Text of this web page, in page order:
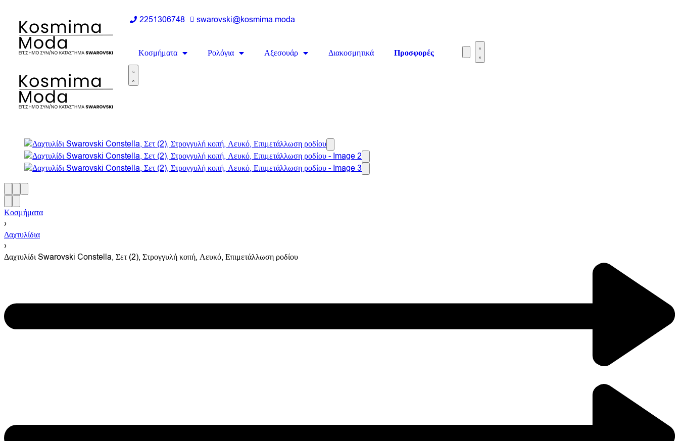
2251306748 swarovski@kosmima.moda
Κοσμήματα Ρολόγια Αξεσουάρ Διακοσμητικά Προσφορές
Κοσμήματα
›
Δαχτυλίδια
›
Δαχτυλίδι Swarovski Constella, Σετ (2), Στρογγυλή κοπή, Λευκό, Επιμετάλλωση ροδίου